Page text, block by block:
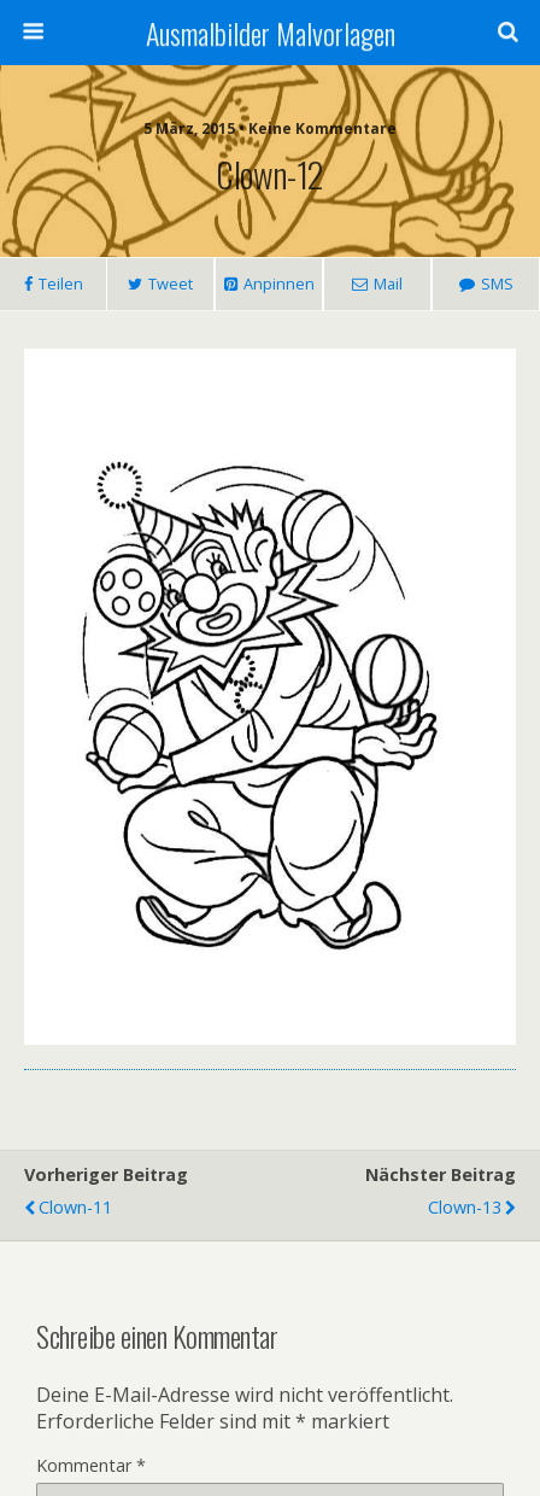
Ausmalbilder Malvorlagen
5 März, 2015 • Keine Kommentare
Clown-12
Teilen Tweet Anpinnen Mail SMS
Vorheriger Beitrag
Clown-11
Nächster Beitrag
Clown-13
Schreibe einen Kommentar
Deine E-Mail-Adresse wird nicht veröffentlicht.
Erforderliche Felder sind mit* markiert
Kommentar*